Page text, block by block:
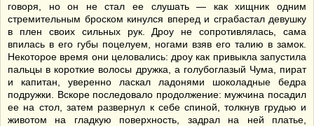
говоря, но он не стал ее слушать — как хищник одним
стремительным броском кинулся вперед и сграбастал девушку
в плен своих сильных рук. Дроу не сопротивлялась, сама
впилась в его губы поцелуем, ногами взяв его талию в замок.
Некоторое время они целовались: дроу как привыкла запустила
пальцы в короткие волосы дружка, а голубоглазый Чума, пират
и капитан, уверенно ласкал ладонями шоколадные бедра
подружки. Вскоре последовало продолжение: мужчина посадил
ее на стол, затем развернул к себе спиной, толкнув грудью и
животом на гладкую поверхность, задрал на ней платье,